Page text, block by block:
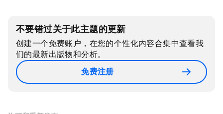
不要错过关于此主题的更新
创建一个免费账户，在您的个性化内容合集中查看我
们的最新出版物和分析。
免费注册